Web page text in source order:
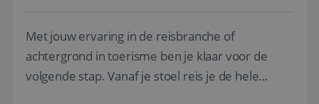
Met jouw ervaring in de reisbranche of
achtergrond in toerisme ben je klaar voor de
volgende stap. Vanaf je stoel reis je de hele